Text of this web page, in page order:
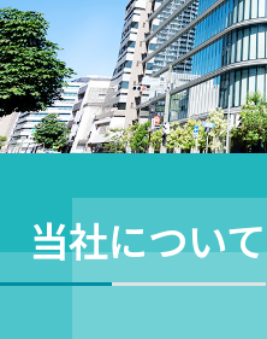
当社について